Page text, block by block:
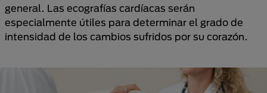
general. Las ecografías cardíacas serán
especialmente útiles para determinar el grado de
intensidad de los cambios sufridos por su corazón.